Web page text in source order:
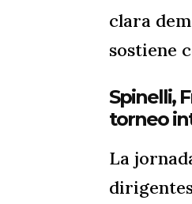
clara
sostiene
Spinelli,
torneo
La